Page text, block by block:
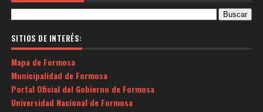
SITIOS DE INTERÉS:
Mapa de Formosa
Municipalidad de Formosa
Portal Oficial del Gobierno de Formosa
Universidad Nacional de Formosa